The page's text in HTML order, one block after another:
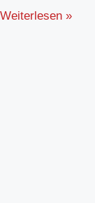
Weiterlesen »